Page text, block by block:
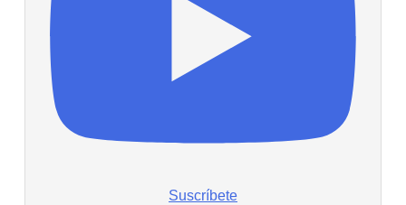
Suscríbete